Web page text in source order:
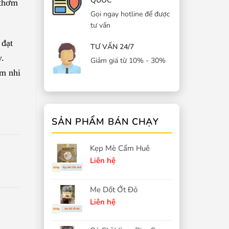
Gọi ngay hotline để được
tư vấn
TƯ VẤN 24/7
Giảm giá từ 10% - 30%
SẢN PHẨM BÁN CHẠY
Kẹp Mè Cẩm Huê
Liên hệ
Me Dốt Ớt Đỏ
Liên hệ
nhi